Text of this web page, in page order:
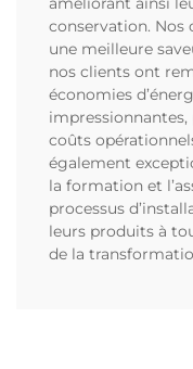
conservation. Nos
une meilleure
nos clients ont
économies
coûts
également
la formation et
processus
leurs produits à
de la